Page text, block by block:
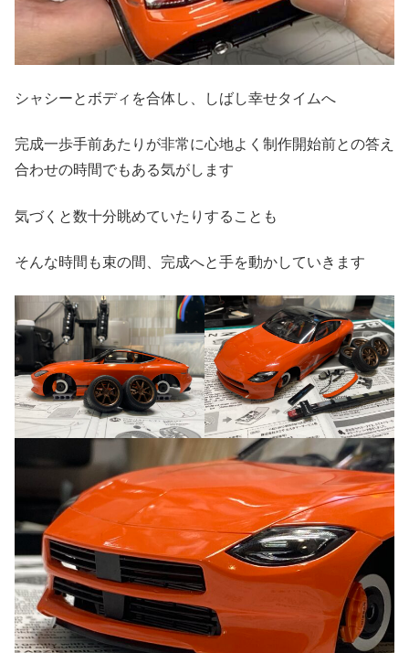
シャシーとボディを合体し、しばし幸せタイムへ
完成一歩手前あたりが非常に心地よく制作開始前との答え
合わせの時間でもある気がします
気づくと数十分眺めていたりすることも
そんな時間も束の間、完成へと手を動かしていきます